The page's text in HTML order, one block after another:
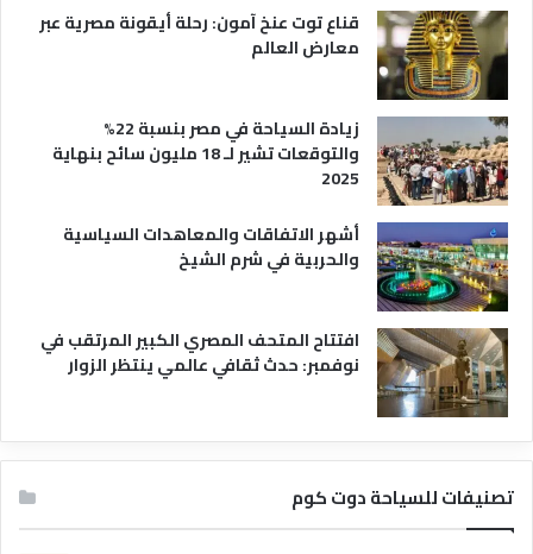
قناع توت عنخ آمون: رحلة أيقونة مصرية عبر
معارض العالم
زيادة السياحة في مصر بنسبة 22%
والتوقعات تشير لـ 18 مليون سائح بنهاية
2025
أشهر الاتفاقات والمعاهدات السياسية
والحربية في شرم الشيخ
افتتاح المتحف المصري الكبير المرتقب في
نوفمبر: حدث ثقافي عالمي ينتظر الزوار
تصنيفات للسياحة دوت كوم